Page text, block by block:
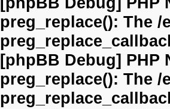
preg_replace(): The
[phpBB Debug] PHP
preg_replace(): The